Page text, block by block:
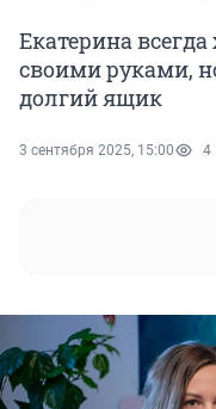
Екатерина всегда
своими руками,
долгий ящик
3 сентября 2025, 15:00 4